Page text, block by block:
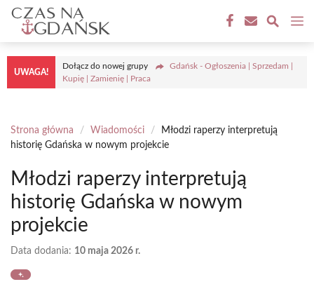
Przejdź
treści
UWAGA!
Dołącz do nowej grupy
Gdańsk - Ogłoszenia | Sprzedam |
Kupię | Zamienię | Praca
Strona główna / Wiadomości /
Młodzi raperzy interpretują
historię Gdańska w nowym projekcie
Młodzi raperzy interpretują
historię Gdańska w nowym
projekcie
Data dodania: 10 maja 2026 r.